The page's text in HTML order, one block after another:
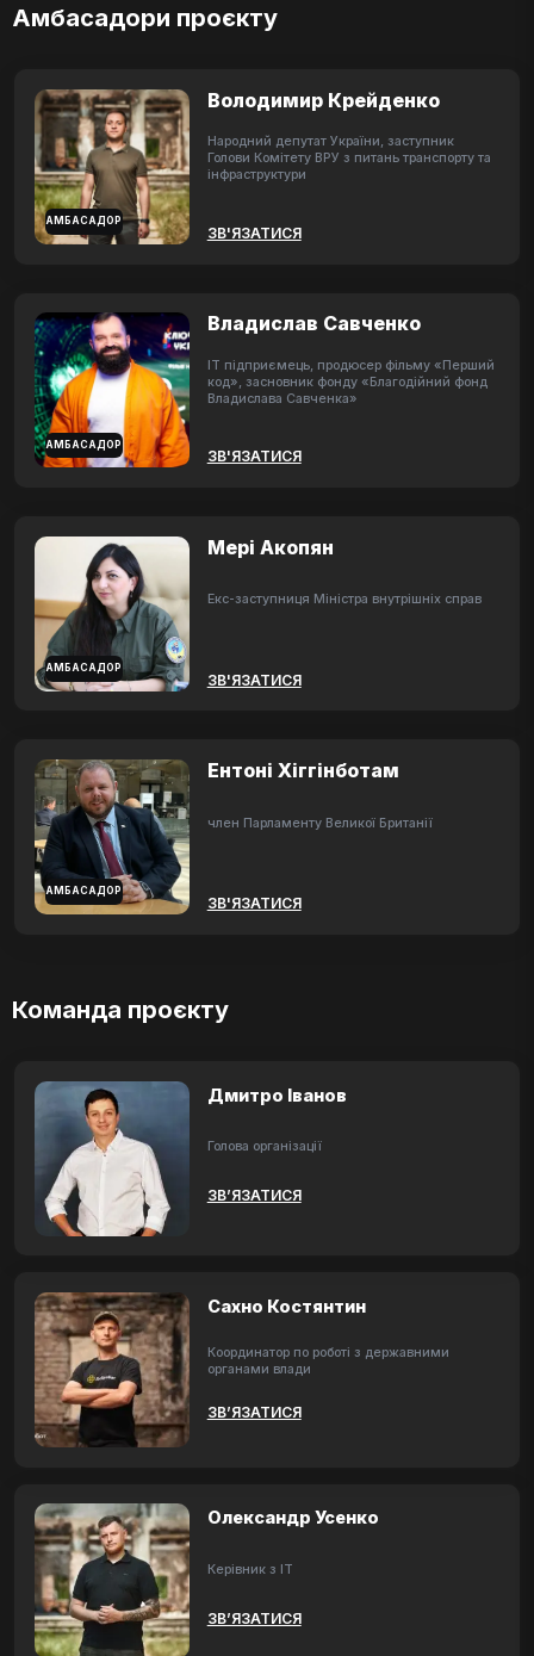
Амбасадори проєкту
АМБАСАДОР
Володимир Крейденко
Народний депутат України, заступник
Голови Комітету ВРУ з питань транспорту та
інфраструктури
ЗВ'ЯЗАТИСЯ
АМБАСАДОР
Владислав Савченко
ІТ підприємець, продюсер фільму «Перший
код», засновник фонду «Благодійний фонд
Владислава Савченка»
ЗВ'ЯЗАТИСЯ
АМБАСАДОР
Мері Акопян
Екс-заступниця Міністра внутрішніх справ
ЗВ'ЯЗАТИСЯ
АМБАСАДОР
Ентоні Хіггінботам
член Парламенту Великої Британії
ЗВ'ЯЗАТИСЯ
Команда проєкту
Дмитро Іванов
Голова організації
ЗВ’ЯЗАТИСЯ
Сахно Костянтин
Координатор по роботі з державними
органами влади
ЗВ’ЯЗАТИСЯ
Олександр Усенко
Керівник з ІТ
ЗВ’ЯЗАТИСЯ